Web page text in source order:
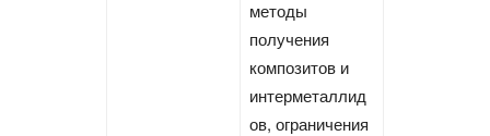
методы
получения
композитов и
интерметаллид
ов, ограничения